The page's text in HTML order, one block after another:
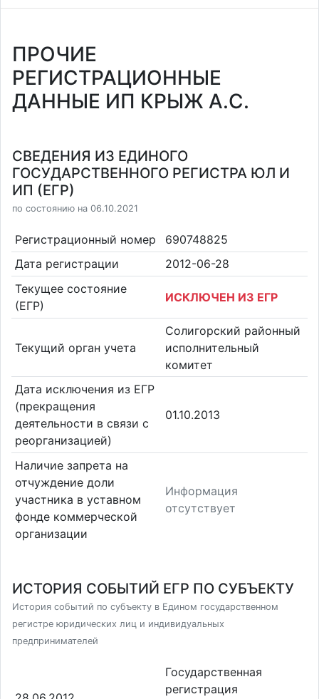
ПРОЧИЕ
РЕГИСТРАЦИОННЫЕ
ДАННЫЕ ИП КРЫЖ А.С.
СВЕДЕНИЯ ИЗ ЕДИНОГО
ГОСУДАРСТВЕННОГО РЕГИСТРА ЮЛ И
ИП (ЕГР)
по состоянию на 06.10.2021
Регистрационный номер
690748825
Дата регистрации
2012-06-28
Текущее состояние
(ЕГР)
ИСКЛЮЧЕН ИЗ ЕГР
Текущий орган учета
Солигорский районный
исполнительный
комитет
Дата исключения из ЕГР
(прекращения
деятельности в связи с
реорганизацией)
01.10.2013
Наличие запрета на
отчуждение доли
участника в уставном
фонде коммерческой
организации
Информация
отсутствует
ИСТОРИЯ СОБЫТИЙ ЕГР ПО СУБЪЕКТУ
История событий по субъекту в Едином государственном
регистре юридических лиц и индивидуальных
предпринимателей
Государственная
регистрация